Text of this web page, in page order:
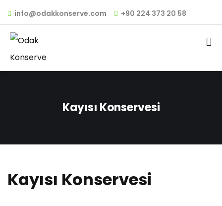
info@odakkonserve.com +90 224 373 20 58
Kayısı Konservesi
Kayısı Konservesi